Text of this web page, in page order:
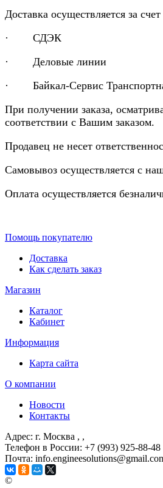
Доставка осуществляется за
· СДЭК
· Деловые линии
· Байкал-Сервис
При получении заказа,
соответствии с Вашим заказом.
Продавец не несет
Самовывоз осуществляется с
Оплата осуществляется
Помощь покупателю
Доставка
Как сделать заказ
Магазин
Каталог
Кабинет
Информация
Карта сайта
О компании
Новости
Контакты
Адрес: г. Москва , ,
Телефон в России: +7 (993) 925-88-48
Почта:
©